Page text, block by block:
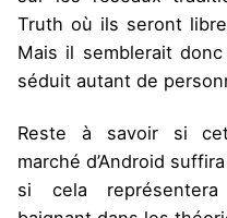
Truth où ils seront
Mais il semblerait
séduit autant de
Reste à savoir si
marché d’Android
si cela